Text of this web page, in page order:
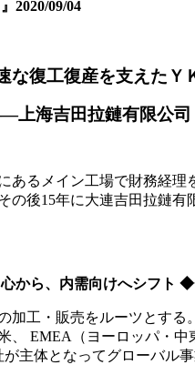
2020/09/04
な復工復産を支えたＹ
上海吉田拉鏈有限公
るメイン工場で財務経
後15年に大連吉田拉鏈
から、内需向けへシフト
工・販売をルーツとす
EMEA（ヨーロッパ・
主体となってグローバル